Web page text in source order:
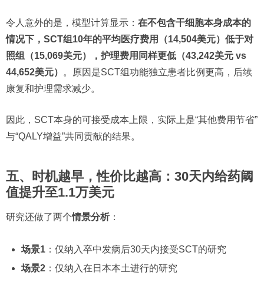
令人意外的是，模型计算显示： 在不包含干细胞本身成本的
情况下，SCT组10年的平均医疗费用（14,504美元）低于对
照组（15,069美元），护理费用同样更低（43,242美元 vs
44,652美元）
。原因是SCT组功能独立患者比例更高，后续
康复和护理需求减少。
因此，SCT本身的可接受成本上限，实际上是“其他费用节省”
与“QALY增益”共同贡献的结果。
五、时机越早，性价比越高：30天内给药阈
值提升至1.1万美元
研究还做了两个情景分析：
场景1：仅纳入卒中发病后30天内接受SCT的研究
场景2：仅纳入在日本本土进行的研究